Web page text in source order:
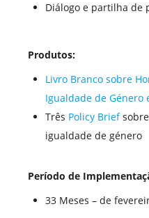
Diálogo e partilha de
Produtos:
Livro Branco sobre
Igualdade de Género
Três Policy Brief
igualdade de género
Período de
33 Meses – de